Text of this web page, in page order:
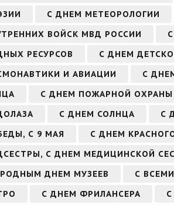
С ДНЕМ МЕТЕОРОЛОГИИ
ВОЙСК МВД РОССИИ
РЕСУРСОВ
С ДНЕМ
И АВИАЦИИ
С
С ДНЕМ ПОЖАРНОЙ ОХРАНЫ
С ДНЕМ СОЛНЦА С
С 9 МАЯ
С ДНЕМ
С ДНЕМ МЕДИЦИНСКОЙ
ДНЕМ МУЗЕЕВ
С
С ДНЕМ ФРИЛАНСЕРА